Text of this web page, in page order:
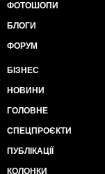
ФОТОШОПИ
БЛОГИ
ФОРУМ
БІЗНЕС
НОВИНИ
ГОЛОВНЕ
СПЕЦПРОЄКТИ
ПУБЛІКАЦІЇ
КОЛОНКИ